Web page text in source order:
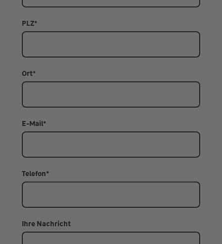
PLZ*
Ort*
E-Mail*
Telefon*
Ihre Nachricht